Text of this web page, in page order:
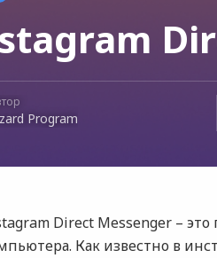
Program
Direct Messenger –
Как известно в